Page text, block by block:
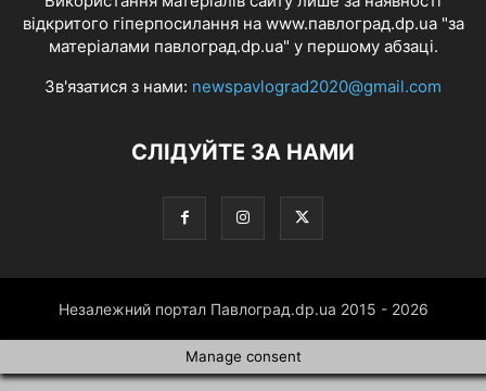
відкритого гіперпосилання на www.павлоград.dp.ua "за
матеріалами павлоград.dp.ua" у першому абзаці.
Зв'язатися з нами: newspavlograd2020@gmail.com
СЛІДУЙТЕ ЗА НАМИ
Незалежний портал Павлоград.dp.ua 2015 - 2026
Manage consent